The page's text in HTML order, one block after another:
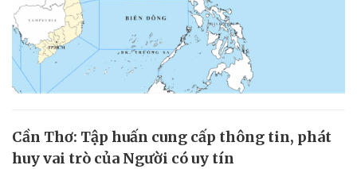
Cần Thơ: Tập huấn cung cấp thông tin, phát
huy vai trò của Người có uy tín